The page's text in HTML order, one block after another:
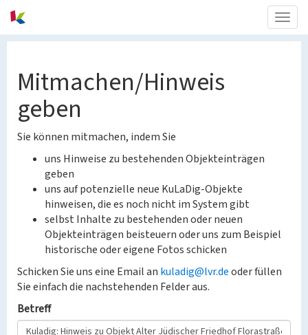
Mitmachen/Hinweis
geben
Sie können mitmachen, indem Sie
uns Hinweise zu bestehenden Objekteinträgen
geben
uns auf potenzielle neue KuLaDig-Objekte
hinweisen, die es noch nicht im System gibt
selbst Inhalte zu bestehenden oder neuen
Objekteinträgen beisteuern oder uns zum Beispiel
historische oder eigene Fotos schicken
Schicken Sie uns eine Email an kuladig@lvr.deoder füllen
Sie einfach die nachstehenden Felder aus.
Betreff